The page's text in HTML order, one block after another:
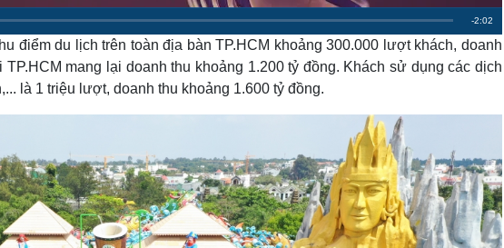
đình
Âm nhạc
Sao Việt
check-in
R
e
m
n
i
n
-2:02
điểm du lịch trên toàn địa bàn TP.HCM khoảng 300.000 lượt khách, doanh
mang lại doanh thu khoảng 1.200 tỷ đồng. Khách sử dụng các dịch
là 1 triệu lượt, doanh thu khoảng 1.600 tỷ đồng.